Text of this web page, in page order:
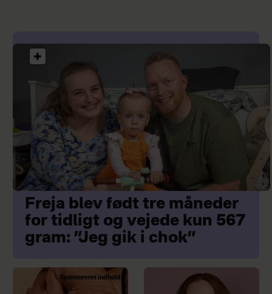
Freja blev født tre måneder
for tidligt og vejede kun 567
gram: ”Jeg gik i chok”
Sponsoreret indhold